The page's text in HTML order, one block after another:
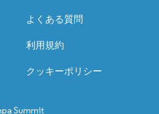
よくある質問
利用規約
クッキーポリシー
Summit